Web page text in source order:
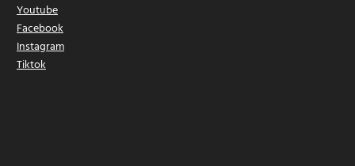
Youtube
Facebook
Instagram
Tiktok